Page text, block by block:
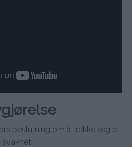
beslutning om å trekke seg et
svakhet.